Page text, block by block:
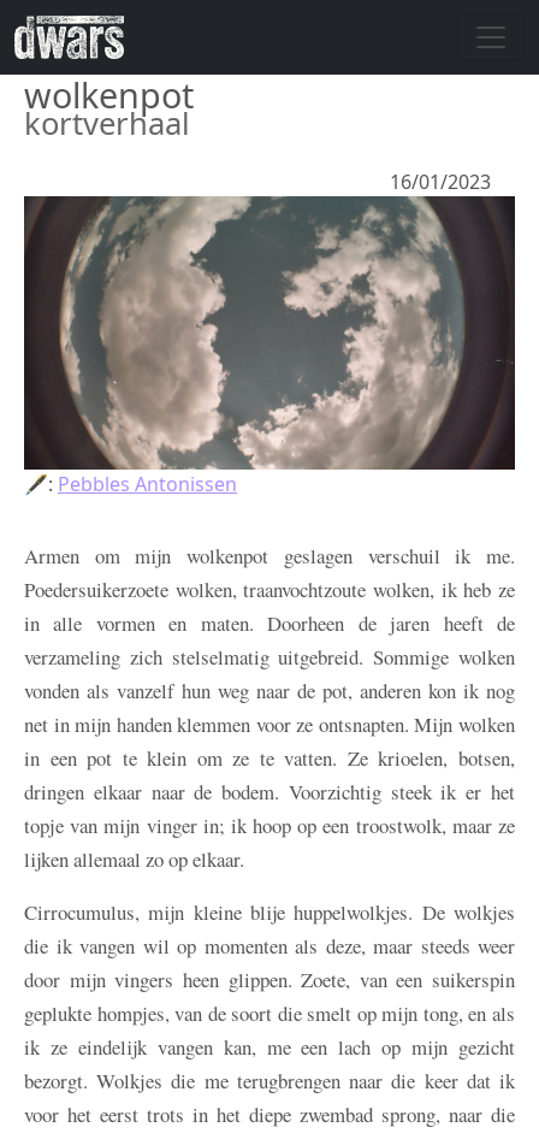
Overslaan en naar de inhoud gaan
wolkenpot
kortverhaal
16/01/2023
🖋: Pebbles Antonissen
Armen om mijn wolkenpot geslagen verschuil ik me.
Poedersuikerzoete wolken, traanvochtzoute wolken, ik heb ze
in alle vormen en maten. Doorheen de jaren heeft de
verzameling zich stelselmatig uitgebreid. Sommige wolken
vonden als vanzelf hun weg naar de pot, anderen kon ik nog
net in mijn handen klemmen voor ze ontsnapten. Mijn wolken
in een pot te klein om ze te vatten. Ze krioelen, botsen,
dringen elkaar naar de bodem. Voorzichtig steek ik er het
topje van mijn vinger in; ik hoop op een troostwolk, maar ze
lijken allemaal zo op elkaar.
Cirrocumulus, mijn kleine blije huppelwolkjes. De wolkjes
die ik vangen wil op momenten als deze, maar steeds weer
door mijn vingers heen glippen. Zoete, van een suikerspin
geplukte hompjes, van de soort die smelt op mijn tong, en als
ik ze eindelijk vangen kan, me een lach op mijn gezicht
bezorgt. Wolkjes die me terugbrengen naar die keer dat ik
voor het eerst trots in het diepe zwembad sprong, naar die